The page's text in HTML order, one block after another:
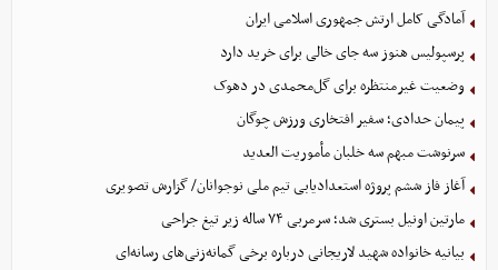
آمادگی کامل ارتش جمهوری اسلامی ایران
پرسپولیس هنوز سه جای خالی برای خرید دارد
وضعیت غیرمنتظره برای گل‌محمدی در دهوک
پیمان حدادی؛ سفیر افتخاری ورزش چوگان
سرنوشت مبهم سه خلبان مأموریت العدید
آغاز فاز ششم پروژه استعدادیابی تیم ملی نوجوانان/ گزارش تصویری
مارتین اونیل بستری شد؛ سرمربی ۷۴ ساله زیر تیغ جراحی
بیانیه خانواده شهید لاریجانی درباره برخی گمانه‌زنی‌های رسانه‌ای